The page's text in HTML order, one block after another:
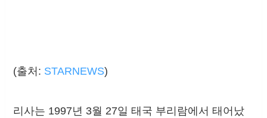
(출처: STARNEWS)
리사는 1997년 3월 27일 태국 부리람에서 태어났